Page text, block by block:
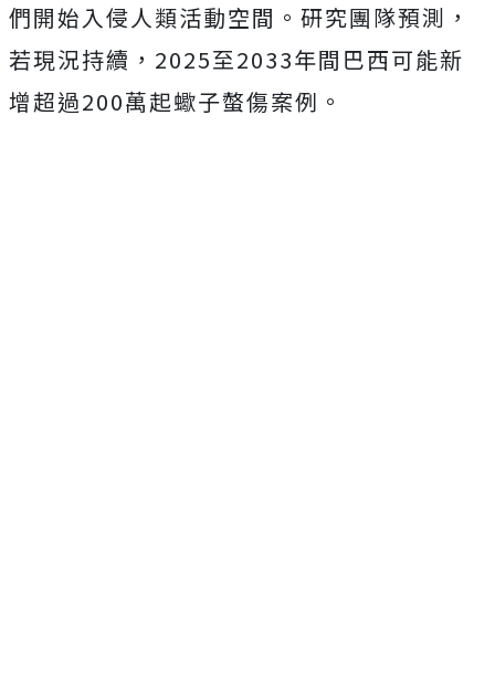
們開始入侵人類活動空間。研究團隊預測，
若現況持續，2025至2033年間巴西可能新
增超過200萬起蠍子螫傷案例。